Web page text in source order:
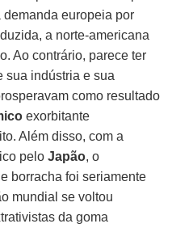
demanda europeia por
a norte-americana
Ao contrário, parece ter
sua indústria e sua
como resultado
exorbitante
Além disso, com a
peloJapão, o
borracha foi seriamente
mundial se voltou
da goma